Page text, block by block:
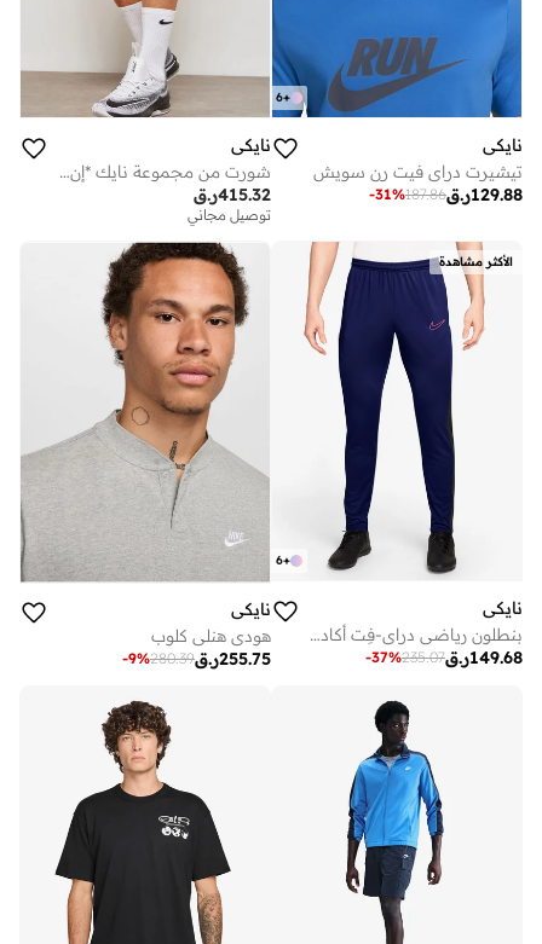
+
6
نايكي
تيشيرت دراي فيت رن سويش
ر.ق129.88
187.86
-31%
نايكي
شورت من مجموعة نايك *إن بي إيه
ر.ق415.32
توصيل مجاني
الأكثر مشاهدة
+
6
نايكي
بنطلون رياضي دراي-فِت أكاديمي
ر.ق149.68
235.07
-37%
نايكي
هودي هنلي كلوب
ر.ق255.75
280.39
-9%